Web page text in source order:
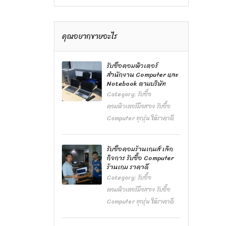
คุณอยากขายอะไร
รับซื้อคอมพิวเตอร์
สำนักงาน Computer และ
Notebook ตามบริษัท
Category:รับซื้อ
คอมพิวเตอร์มือสอง รับซื้อ
Computer ทุกรุ่น ให้ราคาดี
รับซื้อคอมร้านเกมส์ เลิก
กิจการ รับซื้อ Computer
ร้านเกม ราคาดี
Category:รับซื้อ
คอมพิวเตอร์มือสอง รับซื้อ
Computer ทุกรุ่น ให้ราคาดี